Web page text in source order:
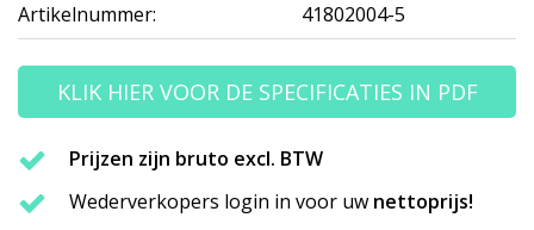
Artikelnummer: 41802004-5
KLIK HIER VOOR DE SPECIFICATIES IN PDF
Prijzen zijn bruto excl. BTW
Wederverkopers login in voor uw nettoprijs!